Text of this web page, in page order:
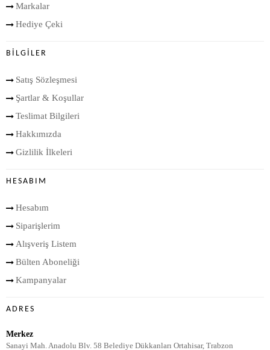
Markalar
Hediye Çeki
BILGILER
Satış Sözleşmesi
Şartlar & Koşullar
Teslimat Bilgileri
Hakkımızda
Gizlilik İlkeleri
HESABIM
Hesabım
Siparişlerim
Alışveriş Listem
Bülten Aboneliği
Kampanyalar
ADRES
Merkez
Sanayi Mah. Anadolu Blv. 58 Belediye Dükkanları Ortahisar, Trabzon